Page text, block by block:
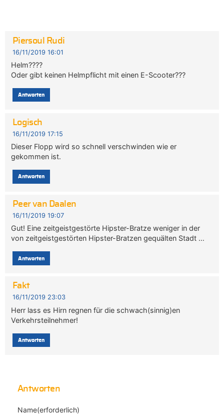
Piersoul Rudi
16/11/2019 16:01
Helm????
Oder gibt keinen Helmpflicht mit einen E-Scooter???
Antworten
Logisch
16/11/2019 17:15
Dieser Flopp wird so schnell verschwinden wie er
gekommen ist.
Antworten
Peer van Daalen
16/11/2019 19:07
Gut! Eine zeitgeistgestörte Hipster-Bratze weniger in der
von zeitgeistgestörten Hipster-Bratzen gequälten Stadt …
Antworten
Fakt
16/11/2019 23:03
Herr lass es Hirn regnen für die schwach(sinnig)en
Verkehrsteilnehmer!
Antworten
Antworten
Name(erforderlich)